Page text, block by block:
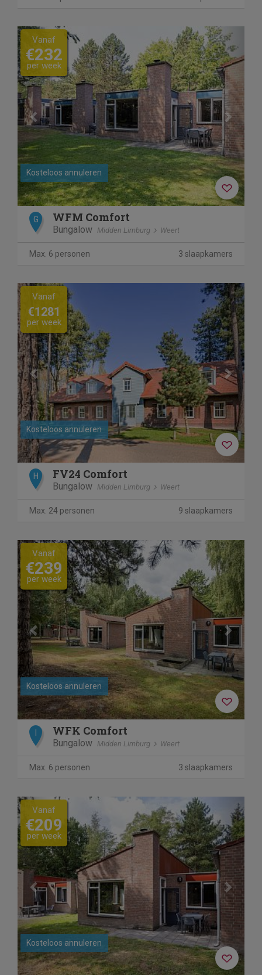
Previous Next
Kosteloos annuleren
Vanaf
€232
per week
G WFM Comfort
Bungalow Midden Limburg Weert
Max. 6 personen 3 slaapkamers
Previous Next
Kosteloos annuleren
Vanaf
€1281
per week
H FV24 Comfort
Bungalow Midden Limburg Weert
Max. 24 personen 9 slaapkamers
Previous Next
Kosteloos annuleren
Vanaf
€239
per week
WFK Comfort
Bungalow Midden Limburg Weert
Max. 6 personen 3 slaapkamers
Previous Next
Kosteloos annuleren
Vanaf
€209
per week